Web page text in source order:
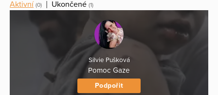
Aktivní (0) Ukončené (1)
Silvie Pušková
Pomoc Gaze
Podpořit